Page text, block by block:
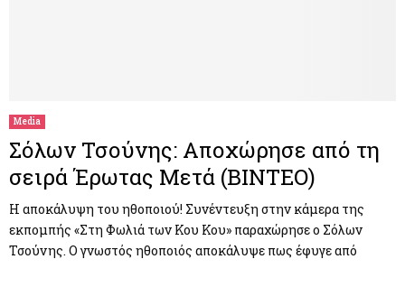
Media
Σόλων Τσούνης: Αποχώρησε από τη
σειρά Έρωτας Μετά (ΒΙΝΤΕΟ)
Η αποκάλυψη του ηθοποιού! Συνέντευξη στην κάμερα της
εκπομπής «Στη Φωλιά των Κου Κου» παραχώρησε ο Σόλων
Τσούνης. Ο γνωστός ηθοποιός αποκάλυψε πως έφυγε από